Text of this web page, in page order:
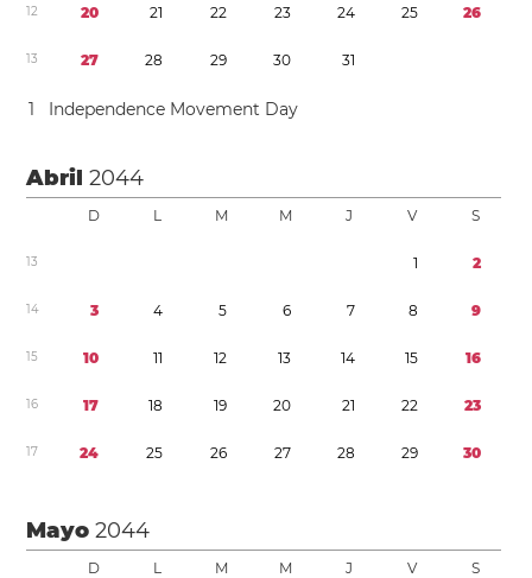
12 20 21 22 23 24 25 26
13 27 28 29 30 31
1 Independence Movement Day
Abril2044
D L M M J V S
13 1 2
14 3 4 5 6 7 8 9
15 10 11 12 13 14 15 16
16 17 18 19 20 21 22 23
17 24 25 26 27 28 29 30
Mayo2044
D L M M J V S